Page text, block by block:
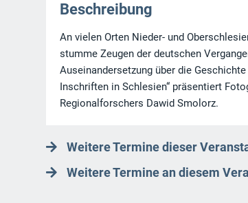
Beschreibung
An vielen Orten Nieder- und
stumme Zeugen der deutschen
Auseinandersetzung über die
Inschriften in Schlesien“ präsentiert
Regionalforschers Dawid Smolorz.
Weitere Termine dieser
Weitere Termine an diesem